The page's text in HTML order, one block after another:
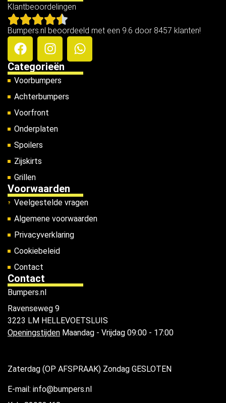
Klantbeoordelingen
Bumpers.nl beoordeeld met een 9.6 door 8457 klanten!
Categorieën
Voorbumpers
Achterbumpers
Voorfront
Onderplaten
Spoilers
Zijskirts
Grillen
Voorwaarden
Veelgestelde vragen
Algemene voorwaarden
Privacyverklaring
Cookiebeleid
Contact
Contact
Bumpers.nl
Ravenseweg 9
3223 LM HELLEVOETSLUIS
Openingstijden Maandag - Vrijdag 09:00 - 17:00
Zaterdag (OP AFSPRAAK) Zondag GESLOTEN
E-mail: info@bumpers.nl